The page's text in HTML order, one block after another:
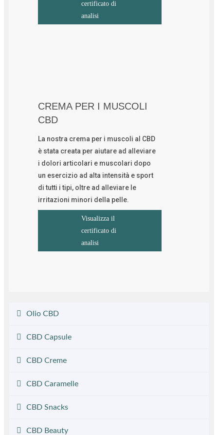
certificato di
analisi
CREMA PER I MUSCOLI
CBD
La nostra crema per i muscoli al CBD
è stata creata per aiutare ad alleviare
i dolori articolari e muscolari dopo
un esercizio ad alta intensità e sport
di tutti i tipi, oltre ad alleviare le
irritazioni minori della pelle.
Visualizza il
certificato di
analisi
Olio CBD
CBD Capsule
CBD Creme
CBD Caramelle
CBD Snacks
CBD Beauty